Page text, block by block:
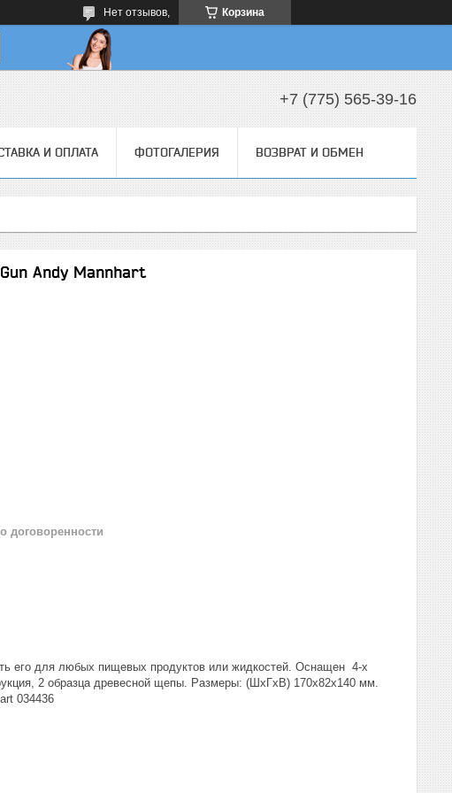
Корзина
Нет отзывов,
+7 (775) 565-39-16
И ОПЛАТА ФОТОГАЛЕРИЯ ВОЗВРАТ И ОБМЕН
Andy Mannhart
договоренности
его для любых пищевых продуктов или жидкостей. Оснащен 4-х
2 образца древесной щепы. Размеры: (ШхГхВ) 170x82x140 мм.
034436